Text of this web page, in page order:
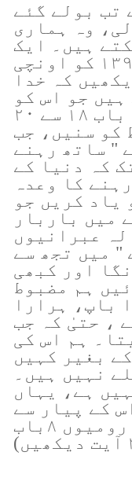
تب بولے گئے
وہ ہماری
ہیں۔ ایک
لمحہ کے لیے زبور ۱۳۹ کو اونچی
کہ خدا
جو اس کو
پکارتے ہیں۔ متی ۲۸ باب ۱۸ سے ۲۰
کو سنیں، جب
" ساتھ رہنے
کہ دنیا کے
کا وعدہ
یاد کریں جو
میں باربار
عبرانیوں
ہے " میں تجھ سے
اور کبھی
ہم مضبوط
باپ، ہرارا
، حتیٰ کہ جب
ہم اس کی
بغیر کہیں
نہیں ہیں۔
ہے، یہاں
کے پیار سے
الگ نہیں کر سکتی۔ ( رومیوں ۸باب